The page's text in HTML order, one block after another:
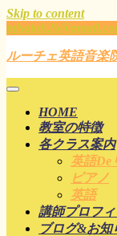
Skip to content
ルーチェ英語音楽
HOME
教室の特徴
各クラス案内
英語de
ピアノ
英語
講師プロフ
ブログ&お知